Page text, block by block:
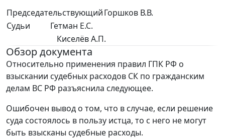
ПредседательствующийГоршков В.В.
Судьи
Гетман Е.С.
Киселёв А.П.
Обзор документа
Относительно применения правил ГПК РФ о
взыскании судебных расходов СК по гражданским
делам ВС РФ разъяснила следующее.
Ошибочен вывод о том, что в случае, если решение
суда состоялось в пользу истца, то с него не могут
быть взысканы судебные расходы.